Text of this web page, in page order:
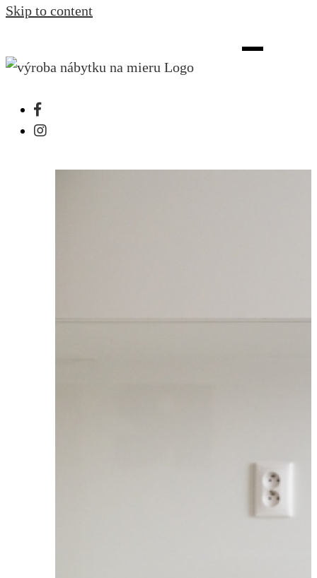
Skip to content